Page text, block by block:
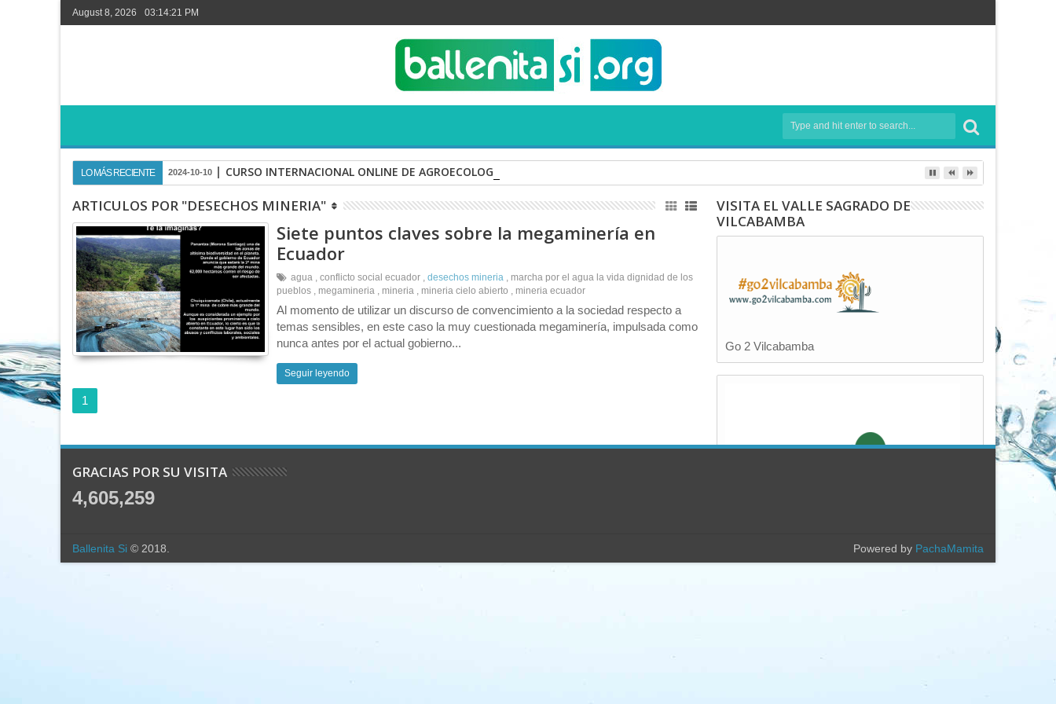
August 8, 2026 03:14:22 PM
LO MÁS RECIENTE CURSO INTERNACIONAL ONLINE DE AGROECOLOGÍA
2024-10-10
ARTICULOS POR "DESECHOS MINERIA"
Siete puntos claves sobre la megaminería en
Ecuador
agua , conflicto social ecuador , desechos mineria , marcha por el agua la vida dignidad de los
pueblos , megamineria , mineria , mineria cielo abierto , mineria ecuador
Al momento de utilizar un discurso de convencimiento a la sociedad respecto a
temas sensibles, en este caso la muy cuestionada megaminería, impulsada como
nunca antes por el actual gobierno...
Seguir leyendo
1
VISITA EL VALLE SAGRADO DE
VILCABAMBA
Go 2 Vilcabamba
GRACIAS POR SU VISITA
4,605,259
Ballenita Si © 2018. Powered by PachaMamita